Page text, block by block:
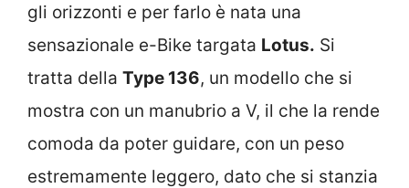
gli orizzonti e per farlo è nata una
sensazionale e-Bike targata Lotus. Si
tratta della Type 136, un modello che si
mostra con un manubrio a V, il che la rende
comoda da poter guidare, con un peso
estremamente leggero, dato che si stanzia